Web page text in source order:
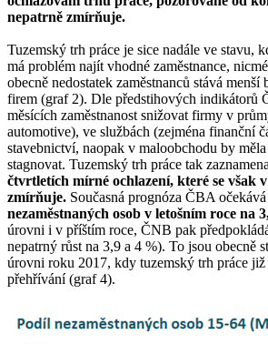
nepatrně zmírňuje.
Tuzemský trh práce je sice nadále ve stavu,
má problém najít vhodné zaměstnance,
obecně nedostatek zaměstnanců stává menší
firem (graf 2). Dle předstihových indikátorů
měsících zaměstnanost snižovat firmy v
automotive), ve službách (zejména finanční
stavebnictví, naopak v maloobchodu by měla
stagnovat. Tuzemský trh práce tak
čtvrtletích mírné ochlazení, které se však
zmírňuje. Současná prognóza ČBA očekává
nezaměstnaných osob v letošním roce na
úrovni i v příštím roce, ČNB pak
nepatrný růst na 3,9 a 4 %). To jsou obecně
úrovni roku 2017, kdy tuzemský trh práce již
přehřívání (graf 4).